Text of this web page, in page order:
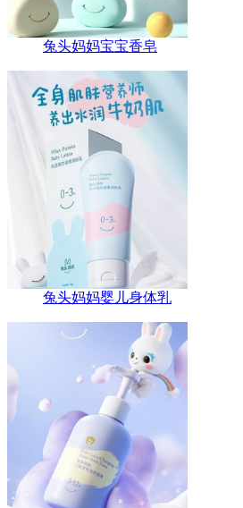
兔头妈妈宝宝香皂
兔头妈妈婴儿身体乳